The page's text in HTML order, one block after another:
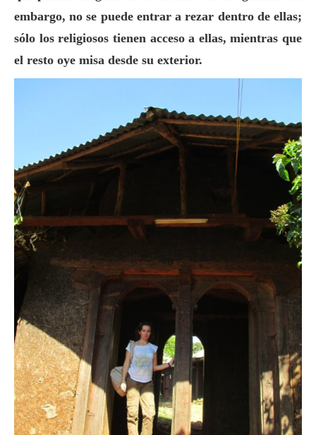
embargo, no se puede entrar a rezar dentro de ellas;
sólo los religiosos tienen acceso a ellas, mientras que
el resto oye misa desde su exterior.